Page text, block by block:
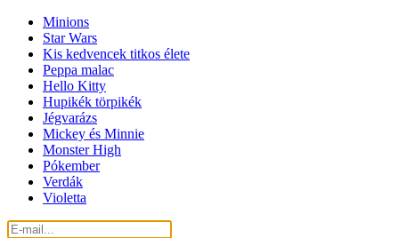
Minions
Star Wars
Kis kedvencek titkos élete
Peppa malac
Hello Kitty
Hupikék törpikék
Jégvarázs
Mickey és Minnie
Monster High
Pókember
Verdák
Violetta